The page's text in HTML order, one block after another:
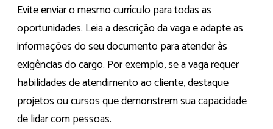
Evite enviar o mesmo currículo para todas as
oportunidades. Leia a descrição da vaga e adapte as
informações do seu documento para atender às
exigências do cargo. Por exemplo, se a vaga requer
habilidades de atendimento ao cliente, destaque
projetos ou cursos que demonstrem sua capacidade
de lidar com pessoas.